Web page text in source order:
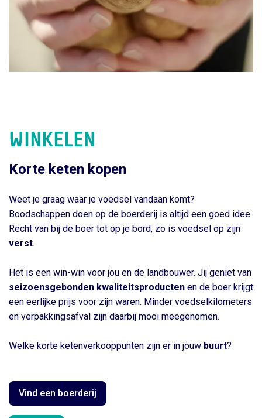
WINKELEN
Korte keten kopen
Weet je graag waar je voedsel vandaan komt?
Boodschappen doen op de boerderij is altijd een goed idee.
Recht van bij de boer tot op je bord, zo is voedsel op zijn
verst.
Het is een win-win voor jou en de landbouwer. Jij geniet van
seizoensgebonden kwaliteitsproducten en de boer krijgt
een eerlijke prijs voor zijn waren. Minder voedselkilometers
en verpakkingsafval zijn daarbij mooi meegenomen.
Welke korte ketenverkooppunten zijn er in jouw buurt?
Vind een boerderij